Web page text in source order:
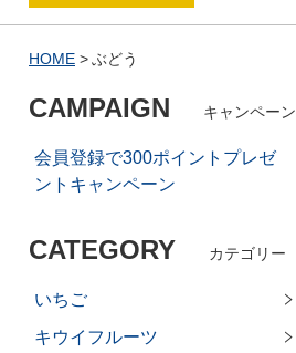
HOME ぶどう
CAMPAIGN キャンペーン
会員登録で300ポイントプレゼ
ントキャンペーン
CATEGORY カテゴリー
いちご
キウイフルーツ